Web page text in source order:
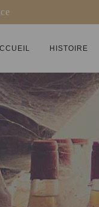
HISTOIRE